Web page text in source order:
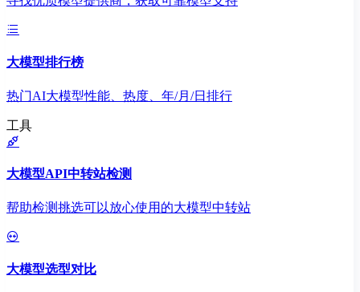
大模型排行榜
热门AI大模型性能、热度、年/月/日排行
工具
大模型API中转站检测
帮助检测挑选可以放心使用的大模型中转站
大模型选型对比